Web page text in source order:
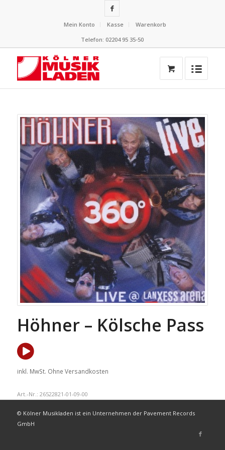
Mein Konto Kasse
Warenkorb
Telefon: 02204 95 35-50
Höhner – Kölsche Pass
inkl. MwSt. Ohne Versandkosten
Art.-Nr.: 26522821-01-09-00
© Kölner Musikladen ist ein Unternehmen der Pavement Records
GmbH